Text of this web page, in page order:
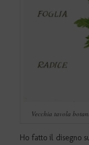
Vecchia tavola
Ho fatto il disegno